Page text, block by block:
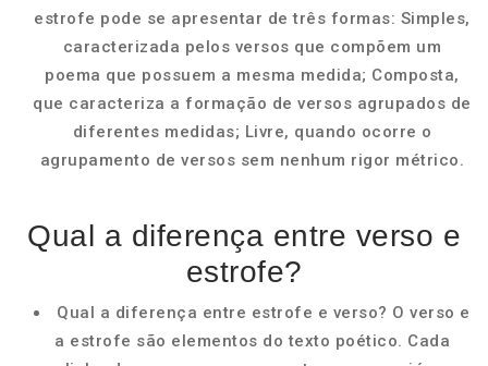
estrofe pode se apresentar de três formas: Simples,
caracterizada pelos versos que compõem um
poema que possuem a mesma medida; Composta,
que caracteriza a formação de versos agrupados de
diferentes medidas; Livre, quando ocorre o
agrupamento de versos sem nenhum rigor métrico.
Qual a diferença entre verso e
estrofe?
Qual a diferença entre estrofe e verso? O verso e
a estrofe são elementos do texto poético. Cada